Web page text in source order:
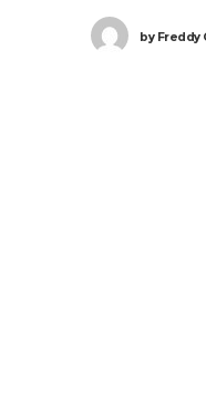
un lectura de
byFreddy